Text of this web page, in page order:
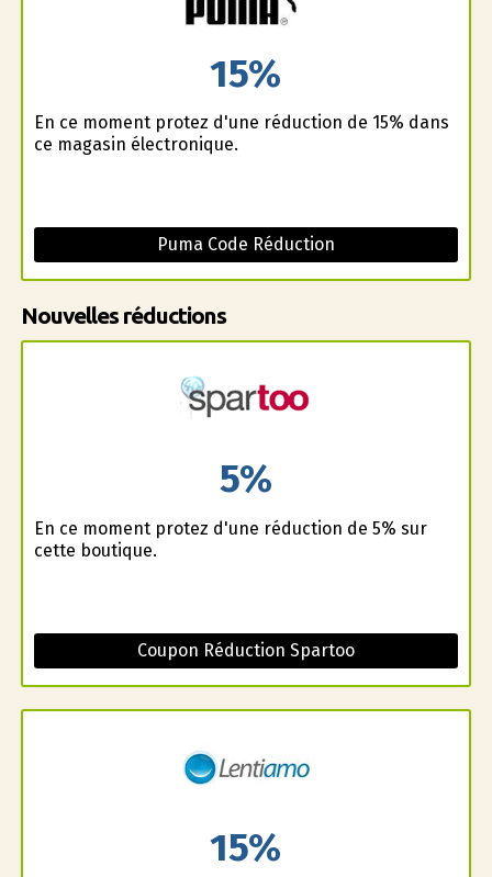
15%
En ce moment profitez d'une réduction de 15% dans
ce magasin électronique.
Puma Code Réduction
Nouvelles réductions
5%
En ce moment profitez d'une réduction de 5% sur
cette boutique.
Coupon Réduction Spartoo
15%